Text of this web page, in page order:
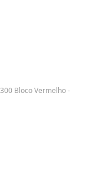
Bloco Vermelho -